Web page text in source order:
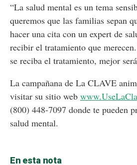
“La salud mental es un tema
queremos que las familias sepan
hacer una cita con un expert de
recibir el tratamiento que
se reciba el tratamiento, mejor
La campañana de La CLAVE
visitar su sitio web
(800) 448-7097 donde te pueden
salud mental.
En esta nota